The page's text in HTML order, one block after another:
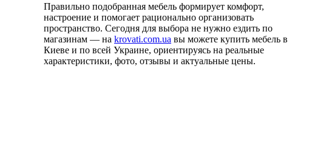
Правильно подобранная мебель формирует комфорт,
настроение и помогает рационально организовать
пространство. Сегодня для выбора не нужно ездить по
магазинам — на krovati.com.ua вы можете купить мебель в
Киеве и по всей Украине, ориентируясь на реальные
характеристики, фото, отзывы и актуальные цены.